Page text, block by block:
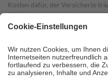
Kosten dafür, der Versicherte
mit.
Grundsätzlich leisten Mitglieder
höchstens zehn Euro.
Es sind
Kosten der Leistung zu
Diese Regeln gelten
Bei Heilmitteln und häuslicher